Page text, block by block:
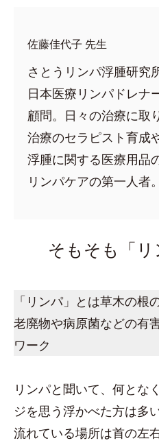
佐藤佳代子 先生
さとうリンパ浮腫研究
日本医療リンパドレナ
顧問。日々の治療に取
治療のセラピスト育成
浮腫に関する医療用品
リンパケアの第一人者。
そもそも「
「リンパ」とは草木の根
老廃物や病原菌などの有
ワーク
リンパと聞いて、何とな
ジを思う浮かべた方は多
流れている場所は首の左